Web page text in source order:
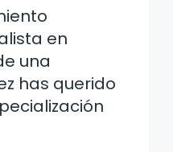
en
una
has querido